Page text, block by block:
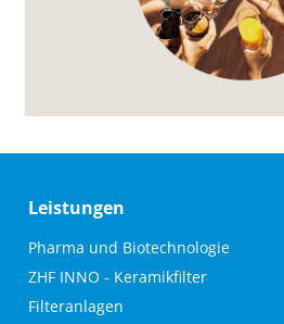
Kontakt
Müller Ingenieurbüro und
Behrbom 2
29351 Eldingen
Leistungen
Navigation
überspringen
Pharma und Biotechnologie
ZHF INNO - Keramikfilter
Filteranlagen